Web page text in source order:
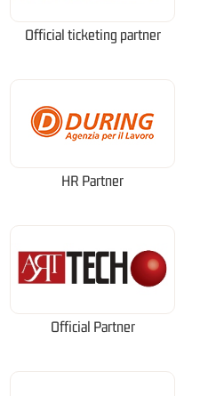
Official ticketing partner
HR Partner
Official Partner